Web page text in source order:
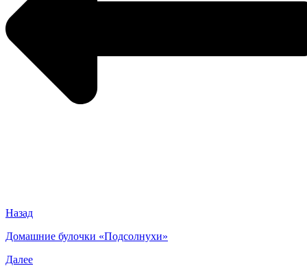
Назад
Домашние булочки «Подсолнухи»
Далее